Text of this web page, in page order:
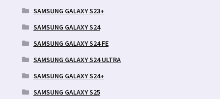
SAMSUNG GALAXY S23+
SAMSUNG GALAXY S24
SAMSUNG GALAXY S24 FE
SAMSUNG GALAXY S24 ULTRA
SAMSUNG GALAXY S24+
SAMSUNG GALAXY S25